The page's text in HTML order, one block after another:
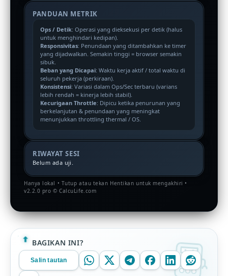
PANDUAN METRIK
Ops / Detik: Operasi yang dieksekusi per detik (halus
untuk menghindari kedipan).
Responsivitas: Penundaan yang ditambahkan ke timer
yang dijadwalkan. Semakin tinggi = browser semakin
sibuk.
Beban yang Dicapai: Waktu kerja aktif / total waktu di
seluruh pekerja (perkiraan).
Konsistensi: Variasi dalam Ops/Sec terbaru (varians
lebih rendah = kinerja lebih stabil).
Kecurigaan Throttle: Dipicu ketika penurunan yang
berkelanjutan & penundaan yang meningkat
menunjukkan throttling thermal / OS.
RIWAYAT SESI
Belum ada uji.
Hanya lokal • Tutup atau tekan Hentikan untuk mengakhiri •
v2.2.0 pro © CalcuLife.com
BAGIKAN INI?
Salin tautan